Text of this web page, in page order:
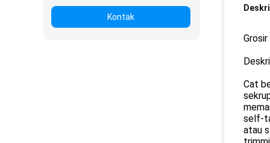
Kontak
Cat
self-
atau